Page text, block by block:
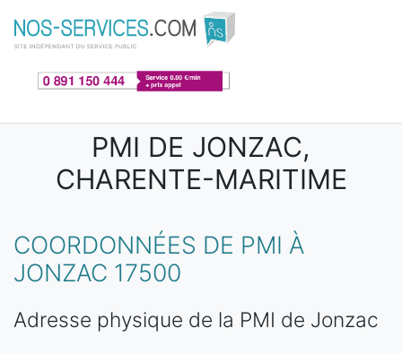
Aller au contenu principal
PMI DE JONZAC,
CHARENTE-MARITIME
COORDONNÉES DE PMI À
JONZAC 17500
Adresse physique de la PMI de Jonzac